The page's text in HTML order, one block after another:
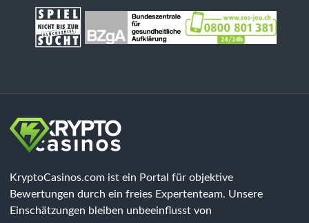
KryptoCasinos.com ist ein Portal für objektive
Bewertungen durch ein freies Expertenteam. Unsere
Einschätzungen bleiben unbeeinflusst von